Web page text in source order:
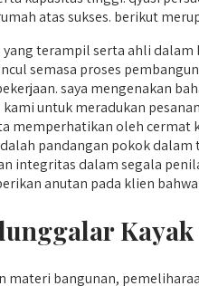
atas sukses. berikut
terampil serta ahli
semasa proses
saya mengenakan
untuk meradukan
memperhatikan oleh
pandangan pokok
integritas dalam segala
anutan pada klien
Kayak
bangunan,